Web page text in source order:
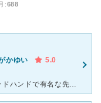
:688
かゆい
5.0
3年前に痔で悩んでおりコチラを受診。ゴッドハンドで有名な先生に診てもらい入院して治すことに。手術は手際良く行なっていただき圧巻でした。入院中はご飯も美味しく患者達と仲良くなって楽しい日々が過ごせました